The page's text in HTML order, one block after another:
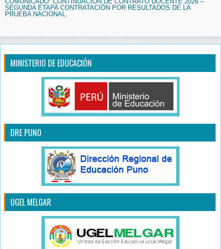
SEGUNDA ETAPA CONTRATACIÓN POR RESULTADOS DE LA
PRUEBA NACIONAL.
MINISTERIO DE EDUCACIÓN
DRE PUNO
UGEL MELGAR